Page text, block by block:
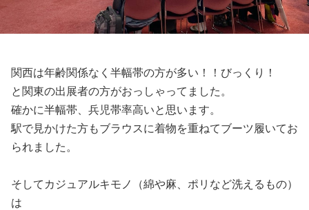
関西は年齢関係なく半幅帯の方が多い！！びっくり！
と関東の出展者の方がおっしゃってました。
確かに半幅帯、兵児帯率高いと思います。
駅で見かけた方もブラウスに着物を重ねてブーツ履いてお
られました。
そしてカジュアルキモノ（綿や麻、ポリなど洗えるもの）
は